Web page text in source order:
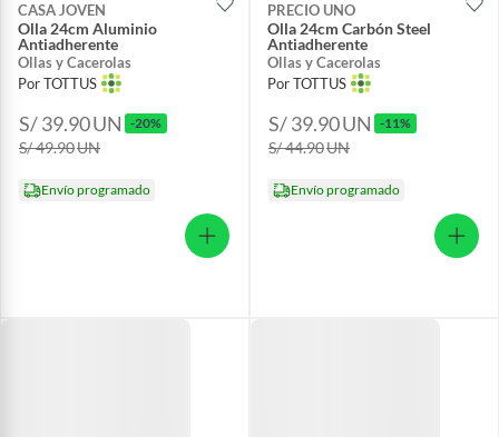
CASA JOVEN
Olla 24cm Aluminio
Antiadherente
Ollas y Cacerolas
Por TOTTUS
S/ 39.90UN -20%
S/ 49.90UN
Envío programado
PRECIO UNO
Olla 24cm Carbón Steel
Antiadherente
Ollas y Cacerolas
Por TOTTUS
S/ 39.90UN -11%
S/ 44.90UN
Envío programado